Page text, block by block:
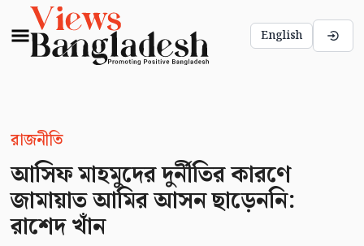
English
রাজনীতি
আসিফ মাহমুদের দুর্নীতির কারণে
জামায়াত আমির আসন ছাড়েননি:
রাশেদ খাঁন